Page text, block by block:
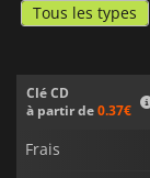
Tous les types
Clé CD
à partir de0.37€
Frais